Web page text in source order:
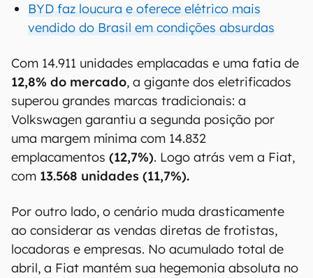
BYD faz loucura e oferece elétrico mais
vendido do Brasil em condições absurdas
Com 14.911 unidades emplacadas e uma fatia de
12,8% do mercado, a gigante dos eletrificados
superou grandes marcas tradicionais: a
Volkswagen garantiu a segunda posição por
uma margem mínima com 14.832
emplacamentos (12,7%). Logo atrás vem a Fiat,
com 13.568 unidades (11,7%).
Por outro lado, o cenário muda drasticamente
ao considerar as vendas diretas de frotistas,
locadoras e empresas. No acumulado total de
abril, a Fiat mantém sua hegemonia absoluta no